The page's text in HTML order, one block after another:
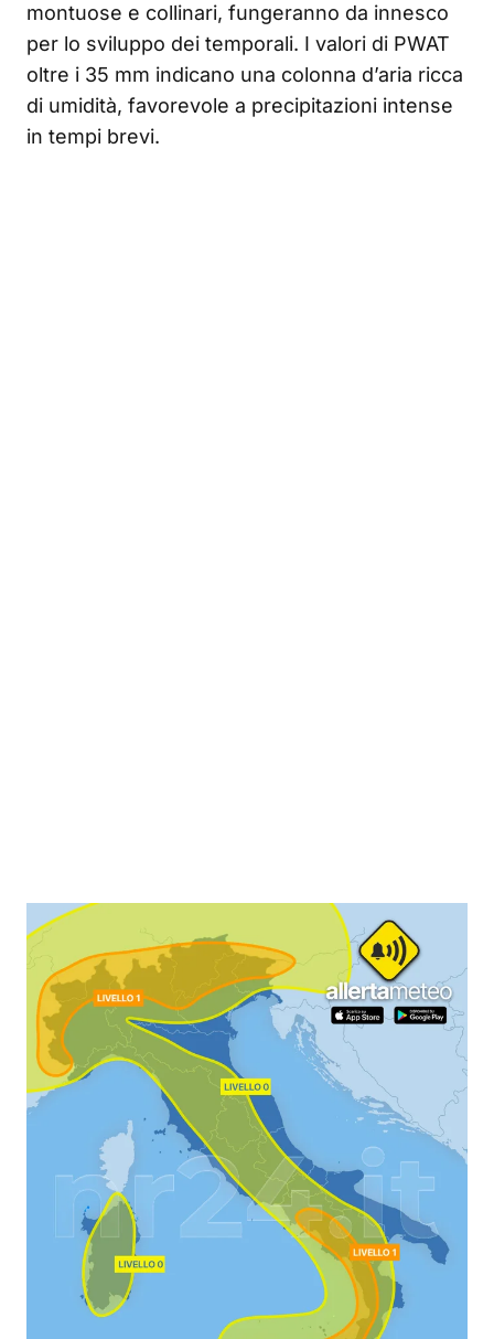
montuose e collinari, fungeranno da innesco
per lo sviluppo dei temporali. I valori di PWAT
oltre i 35 mm indicano una colonna d’aria ricca
di umidità, favorevole a precipitazioni intense
in tempi brevi.